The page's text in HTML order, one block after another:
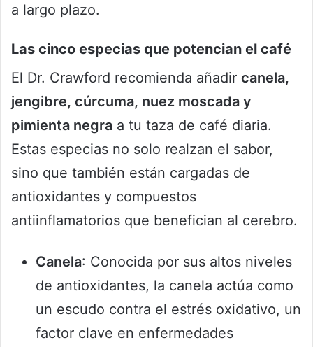
a largo plazo.
Las cinco especias que potencian el café
El Dr. Crawford recomienda añadir canela,
jengibre, cúrcuma, nuez moscada y
pimienta negra a tu taza de café diaria.
Estas especias no solo realzan el sabor,
sino que también están cargadas de
antioxidantes y compuestos
antiinflamatorios que benefician al cerebro.
Canela: Conocida por sus altos niveles
de antioxidantes, la canela actúa como
un escudo contra el estrés oxidativo, un
factor clave en enfermedades